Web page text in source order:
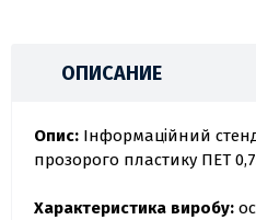
ОПИСАНИЕ
Опис: Інформаційний
прозорого пластику ПЕТ
Характеристика виробу: